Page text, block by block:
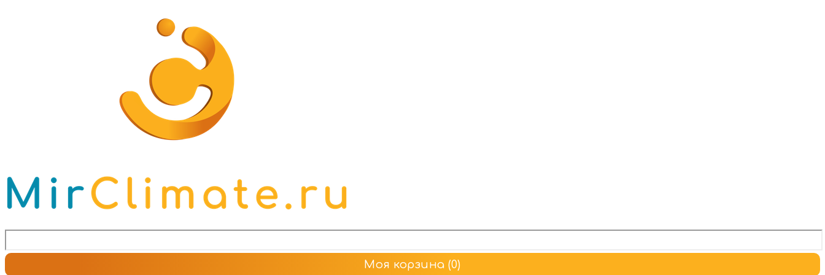
Моя корзина (0)